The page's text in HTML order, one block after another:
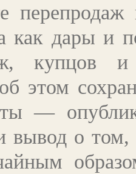
как дары и
купцов и
об этом
—
вывод о